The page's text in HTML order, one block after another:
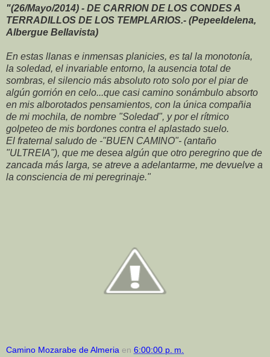
"(26/Mayo/2014) - DE CARRION DE LOS CONDES A
TERRADILLOS DE LOS TEMPLARIOS.- (Pepeeldelena,
Albergue Bellavista)
En estas llanas e inmensas planicies, es tal la monotonía,
la soledad, el invariable entorno, la ausencia total de
sombras, el silencio más absoluto roto solo por el piar de
algún gorrión en celo...que casi camino sonámbulo absorto
en mis alborotados pensamientos, con la única compañia
de mi mochila, de nombre "Soledad", y por el rítmico
golpeteo de mis bordones contra el aplastado suelo.
El fraternal saludo de -"BUEN CAMINO"- (antaño
"ULTREIA"), que me desea algún que otro peregrino que de
zancada más larga, se atreve a adelantarme, me devuelve a
la consciencia de mi peregrinaje."
Camino Mozarabe de Almeria en 6:00:00 p. m.